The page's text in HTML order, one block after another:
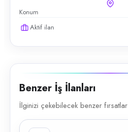
Konum
Aktif ilan
Benzer İş İlanları
İlginizi çekebilecek benzer fırsatlar